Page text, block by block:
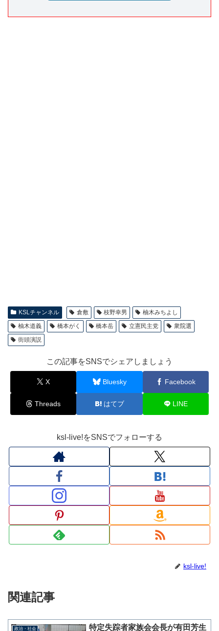
KSLチャンネル 倉敷 枝野幸男
柚木みちよし
柚木道義
橋本がく 橋本岳 立憲民主党
衆院選
街頭演説
この記事をSNSでシェアしましょう
X Bluesky Facebook
Threads はてブ LINE
ksl-live!をSNSでフォローする
ksl-live!
関連記事
政治・社会 特定失踪者家族会会長が有田芳生